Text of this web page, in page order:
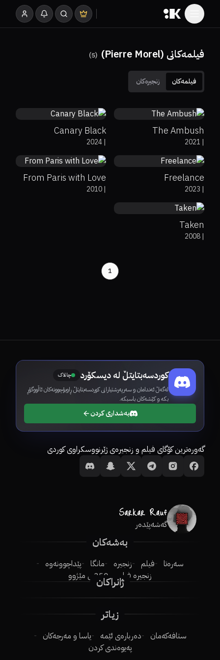
فیلمەکانی (Pierre Morel) (
5
)
فیلمەکان زنجیرەکان 6.2
0%
0%
The Ambush
|
2021
Canary Black
|
2024
5.5
Freelance
|
2023
6.4
38%
42%
From Paris with Love
|
2010
7.8
58%
Taken
|
2008
1
کوردسەبتایتڵ لە دیسکۆرد چالاک
لەگەڵ ئەندامان و سەرپەرشتیارانی کوردسەبتایتڵ ڕاوبۆچوونەکان ئاڵووگۆڕ
بکە و کێشەکان باسبکە.
بەشداری کردن
گەورەترین کۆگای فیلم و زنجیرەی ژێرنووسکراوی کوردی
گەشەپێدەر
بەشەکان
سەرەتا فیلم زنجیرە مانگا
پێداچوونەوە
زنجیرە فیلم
250ـی مێژوو
ژانراکان
زیاتر
ستافەکەمان دەربارەی ئێمە
یاسا و مەرجەکان
پەیوەندی کردن